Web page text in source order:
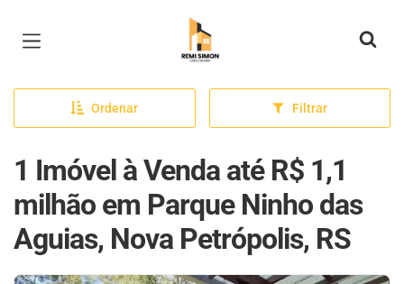
Página inicial
Ordenar Filtrar
1 Imóvel à Venda até R$ 1,1
milhão em Parque Ninho das
Aguias, Nova Petrópolis, RS